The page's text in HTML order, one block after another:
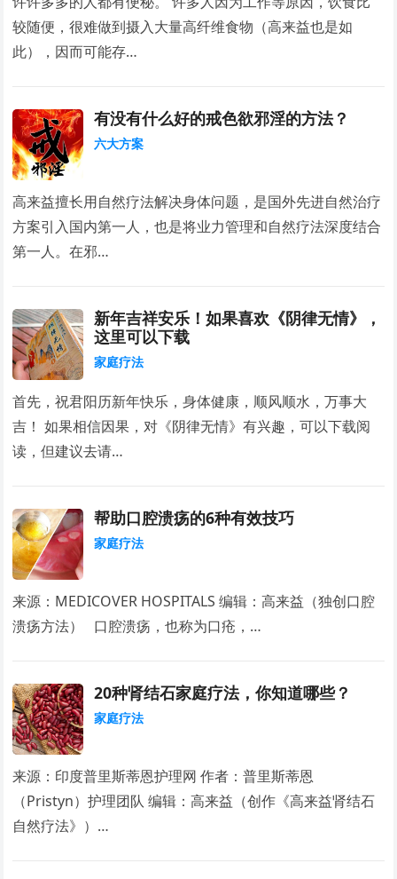
较随便，很难做到摄入大量高纤维食物（高来益也是如
此），因而可能存…
有没有什么好的戒色欲邪淫的方法？
六大方案
高来益擅长用自然疗法解决身体问题，是国外先进自然治疗
方案引入国内第一人，也是将业力管理和自然疗法深度结合
第一人。在邪…
新年吉祥安乐！如果喜欢《阴律无情》，
这里可以下载
家庭疗法
首先，祝君阳历新年快乐，身体健康，顺风顺水，万事大
吉！ 如果相信因果，对《阴律无情》有兴趣，可以下载阅
读，但建议去请…
帮助口腔溃疡的6种有效技巧
家庭疗法
来源：MEDICOVER HOSPITALS 编辑：高来益（独创口腔
溃疡方法） 口腔溃疡，也称为口疮，…
20种肾结石家庭疗法，你知道哪些？
家庭疗法
来源：印度普里斯蒂恩护理网 作者：普里斯蒂恩
（Pristyn）护理团队 编辑：高来益（创作《高来益肾结石
自然疗法》）…